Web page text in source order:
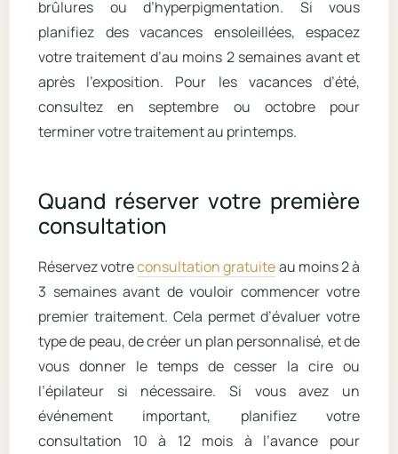
brûlures ou d’hyperpigmentation. Si vous
planifiez des vacances ensoleillées, espacez
votre traitement d’au moins 2 semaines avant et
après l’exposition. Pour les vacances d’été,
consultez en septembre ou octobre pour
terminer votre traitement au printemps.
Quand réserver votre première
consultation
Réservez votreconsultation gratuiteau moins 2 à
3 semaines avant de vouloir commencer votre
premier traitement. Cela permet d’évaluer votre
type de peau, de créer un plan personnalisé, et de
vous donner le temps de cesser la cire ou
l’épilateur si nécessaire. Si vous avez un
événement important, planifiez votre
consultation 10 à 12 mois à l’avance pour